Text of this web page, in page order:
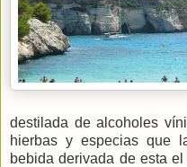
destilada de alcoholes
hierbas y especias que
bebida derivada de esta el